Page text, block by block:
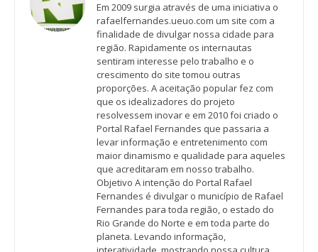
Em 2009 surgia através de uma iniciativa o
rafaelfernandes.ueuo.com um site com a
finalidade de divulgar nossa cidade para
região. Rapidamente os internautas
sentiram interesse pelo trabalho e o
crescimento do site tomou outras
proporções. A aceitação popular fez com
que os idealizadores do projeto
resolvessem inovar e em 2010 foi criado o
Portal Rafael Fernandes que passaria a
levar informação e entretenimento com
maior dinamismo e qualidade para aqueles
que acreditaram em nosso trabalho.
Objetivo A intenção do Portal Rafael
Fernandes é divulgar o município de Rafael
Fernandes para toda região, o estado do
Rio Grande do Norte e em toda parte do
planeta. Levando informação,